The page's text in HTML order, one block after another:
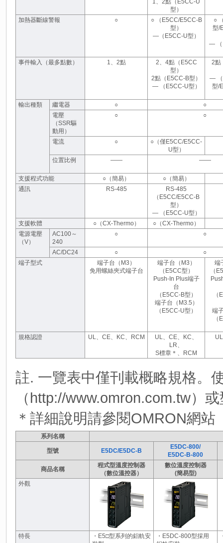
型）
加熱器斷線警報
○
○ （E5CC/E5CC-B
型）
―（E5CC-U型）
○
型/
― （
事件輸入（最多點數） 1、2點
2、4點（E5CC
型）
2點（E5CC-B型）
― （E5CC-U型）
2點
― （
型/
輸出種類 繼電器 ○
○
電壓
（SSR驅
動用）
○ ○
電流 ○
○（僅E5CC/E5CC-
U型）
位置比例
―― ――
支援程式功能 ○（簡易）
○（簡易）
通訊
RS-485
RS-485
（E5CC/E5CC-B
型）
― （E5CC-U型）
支援軟體
○（CX-Thermo）
○（CX-Thermo）
電源電壓
（V）
AC100～
240
○ ○
AC/DC24 ○
○
端子型式
端子台（M3）
免用螺絲夾式端子台
端子台（M3）
（E5CC型）
Push-In Plus端子
台
（E5CC-B型）
端子台（M3.5）
（E5CC-U型）
端
（
端
（
規格認證 UL、CE、KC、RCM
UL、CE、KC、
LR、
S標章＊、RCM
註. 一覽表中僅刊載概略規格。
（http://www.omron.com.tw）
＊詳細說明請參閱OMRON網
系列名稱
型號 E5DC/E5DC-B
E5DC-800/
E5DC-B-800
商品名稱
程式型溫度控制器
（數位溫控器）
數位溫度控制器
(簡易型)
外觀
特長
・E5□型系列的鋁軌安
・E5DC-800型採用